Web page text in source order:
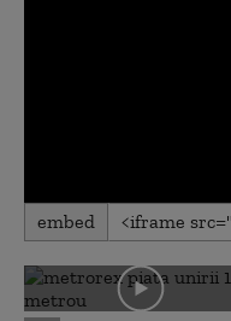
0
seconds
0
seconds
embed